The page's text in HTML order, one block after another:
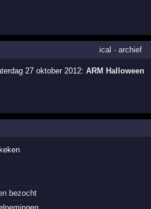
ical · archief
27 oktober 2012:ARM Halloween
bezocht